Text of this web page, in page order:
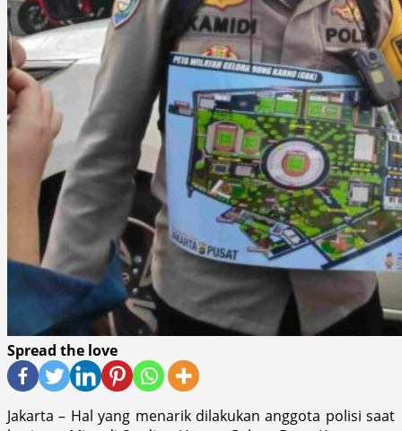
Spread the love
Jakarta – Hal yang menarik dilakukan anggota polisi saat